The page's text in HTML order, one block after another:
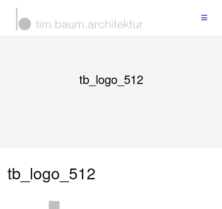
springen
tb_logo_512
tb_logo_512